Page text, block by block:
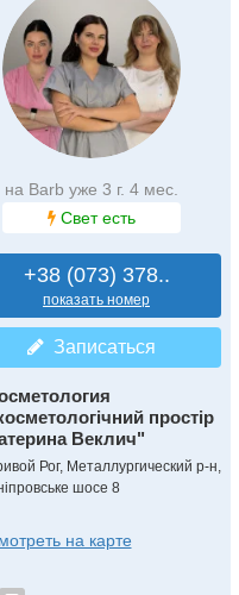
на Barb уже 3 г. 4 мес.
Свет есть
+38 (073) 378..
показать номер
Записаться
простір
Веклич"
Рог, Металлургический р-н,
шосе 8
на карте